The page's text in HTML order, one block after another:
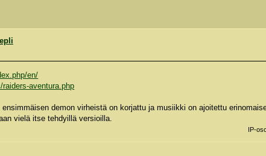
en/
aventura.php
demon virheistä on korjattu ja musiikki on ajoitettu
vielä itse tehdyillä versioilla.
IP-